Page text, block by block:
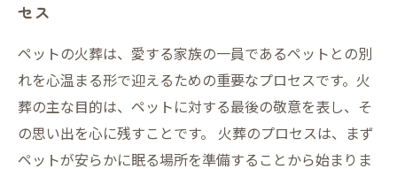
セス
ペットの火葬は、愛する家族の一員であるペットとの別
れを心温まる形で迎えるための重要なプロセスです。火
葬の主な目的は、ペットに対する最後の敬意を表し、そ
の思い出を心に残すことです。 火葬のプロセスは、まず
ペットが安らかに眠る場所を準備することから始まりま